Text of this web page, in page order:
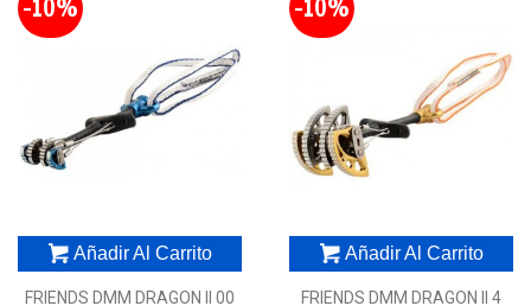
-10%
Añadir Al Carrito
FRIENDS DMM DRAGON II 00
-10%
Añadir Al Carrito
FRIENDS DMM DRAGON II 4